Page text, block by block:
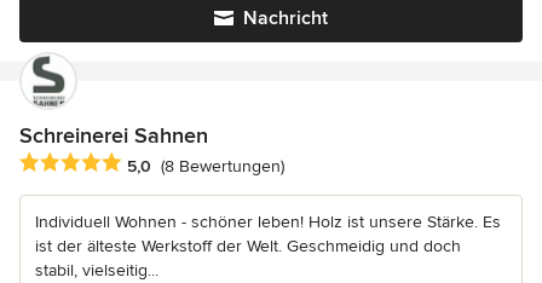
Nachricht
Schreinerei Sahnen
Durchschnittliche Bewertung: 5 von 5 Sternen
5,0 (8 Bewertungen)
Individuell Wohnen - schöner leben! Holz ist unsere Stärke. Es
ist der älteste Werkstoff der Welt. Geschmeidig und doch
stabil, vielseitig...